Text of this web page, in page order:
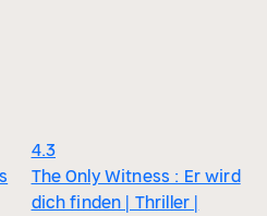
4.3
The Only Witness : Er wird
dich finden | Thriller |